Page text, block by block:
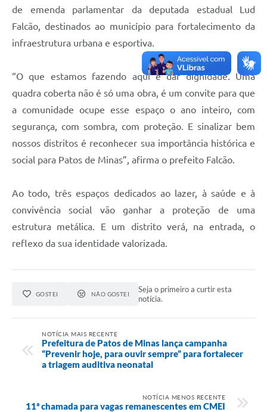
de emenda parlamentar da deputada estadual Lud
Falcão, destinados ao município para fortalecimento da
infraestrutura urbana e esportiva.
“O que estamos fazendo aqui é dar dignidade. Uma
quadra coberta não é só uma obra, é um convite para que
a comunidade ocupe esse espaço o ano inteiro, com
segurança, com sombra, com proteção. E sinalizar bem
nossos distritos é reconhecer sua importância histórica e
social para Patos de Minas”, afirma o prefeito Falcão.
Ao todo, três espaços dedicados ao lazer, à saúde e à
convivência social vão ganhar a proteção de uma
estrutura metálica. E um distrito verá, na entrada, o
reflexo da sua identidade valorizada.
GOSTEI NÃO GOSTEI
Seja o primeiro a curtir esta
notícia.
NOTÍCIA MAIS RECENTE
Prefeitura de Patos de Minas lança campanha
“Prevenir hoje, para ouvir sempre” para fortalecer
a triagem auditiva neonatal
NOTÍCIA MENOS RECENTE
11ª chamada para vagas remanescentes em CMEI